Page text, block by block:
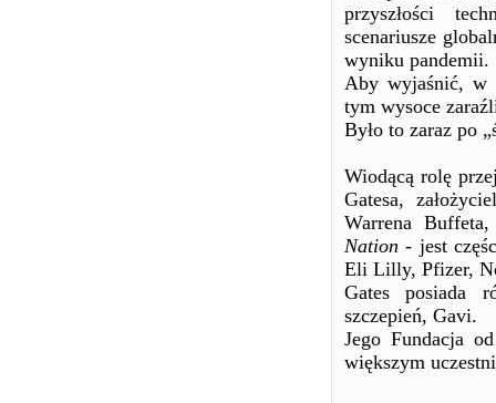
przyszłości
scenariusze
wyniku pandemii.
Aby wyjaśnić, w
tym wysoce
Było to zaraz po
Wiodącą rolę
Gatesa,
Warrena
Nation - jest
Eli Lilly, Pfizer,
Gates posiada
szczepień, Gavi.
Jego Fundacja
większym